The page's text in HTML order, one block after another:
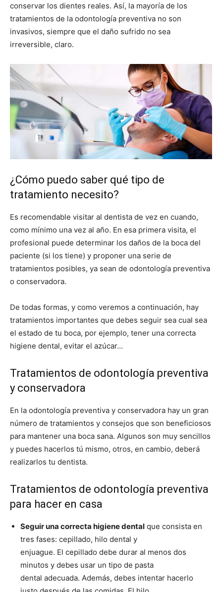
conservar los dientes reales. Así, la mayoría de los
tratamientos de la odontología preventiva no son
invasivos, siempre que el daño sufrido no sea
irreversible, claro.
¿Cómo puedo saber qué tipo de
tratamiento necesito?
Es recomendable visitar al dentista de vez en cuando,
como mínimo una vez al año. En esa primera visita, el
profesional puede determinar los daños de la boca del
paciente (si los tiene) y proponer una serie de
tratamientos posibles, ya sean de odontología preventiva
o conservadora.
De todas formas, y como veremos a continuación, hay
tratamientos importantes que debes seguir sea cual sea
el estado de tu boca, por ejemplo, tener una correcta
higiene dental, evitar el azúcar…
Tratamientos de odontología preventiva
y conservadora
En la odontología preventiva y conservadora hay un gran
número de tratamientos y consejos que son beneficiosos
para mantener una boca sana. Algunos son muy sencillos
y puedes hacerlos tú mismo, otros, en cambio, deberá
realizarlos tu dentista.
Tratamientos de odontología preventiva
para hacer en casa
Seguir una correcta higiene dental que consista en
tres fases: cepillado, hilo dental y
enjuague. El cepillado debe durar al menos dos
minutos y debes usar un tipo de pasta
dental adecuada. Además, debes intentar hacerlo